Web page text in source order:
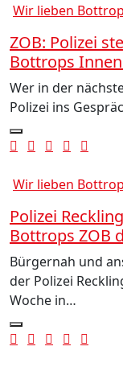
Wir lieben
ZOB: Polizei
Bottrops
Wer in der
Polizei ins
Wir lieben
Polizei
Bottrops ZOB
Bürgernah und
der Polizei
Woche in…